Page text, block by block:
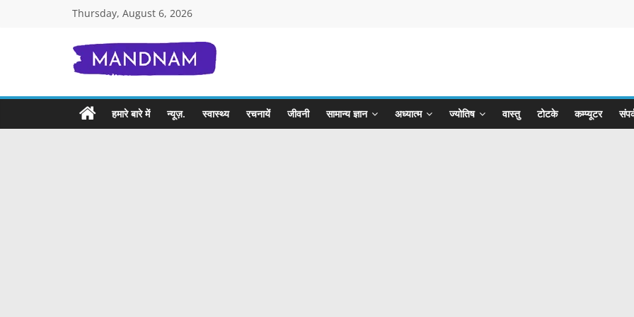
Thursday, August 6, 2026
Mandnam.com
जाने
एक-
हमारे बारे में न्यूज़. स्वास्थ्य रचनायें जीवनी सामान्य ज्ञान अध्यात्म ज्योतिष वास्तु टोटके कम्प्यूटर